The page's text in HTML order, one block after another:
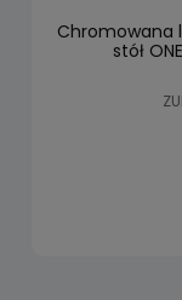
Chromowana
stół